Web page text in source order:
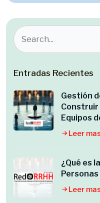
Entradas Recientes
Gestión
Construir
Equipos
Leer
¿Qué es
Personas
Leer